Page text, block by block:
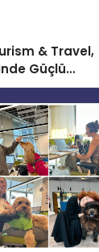
& Travel,
Güçlü
Fark